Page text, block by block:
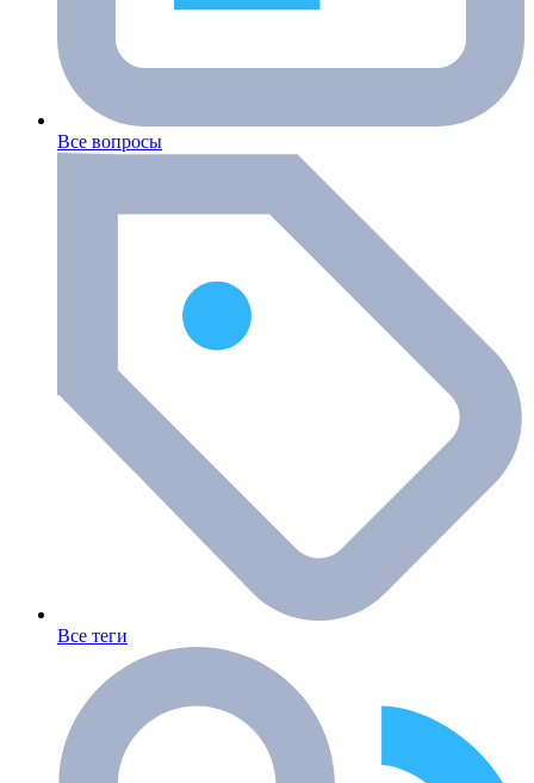
Все вопросы
Все теги